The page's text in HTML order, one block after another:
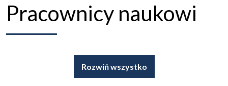
Pracownicy naukowi
Rozwiń wszystko